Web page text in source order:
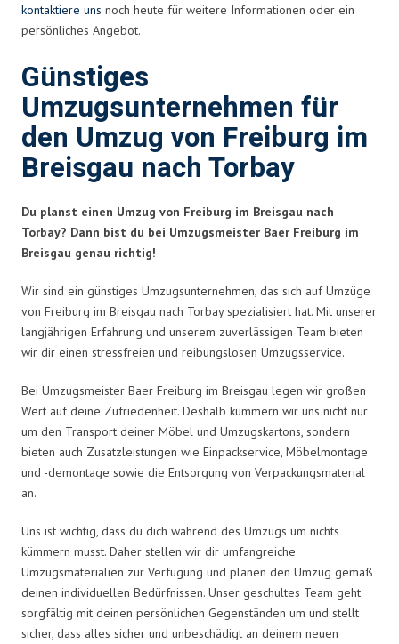
kontaktiere uns noch heute für weitere Informationen oder ein
persönliches Angebot.
Günstiges
Umzugsunternehmen für
den Umzug von Freiburg im
Breisgau nach Torbay
Du planst einen Umzug von Freiburg im Breisgau nach
Torbay? Dann bist du bei Umzugsmeister Baer Freiburg im
Breisgau genau richtig!
Wir sind ein günstiges Umzugsunternehmen, das sich auf Umzüge
von Freiburg im Breisgau nach Torbay spezialisiert hat. Mit unserer
langjährigen Erfahrung und unserem zuverlässigen Team bieten
wir dir einen stressfreien und reibungslosen Umzugsservice.
Bei Umzugsmeister Baer Freiburg im Breisgau legen wir großen
Wert auf deine Zufriedenheit. Deshalb kümmern wir uns nicht nur
um den Transport deiner Möbel und Umzugskartons, sondern
bieten auch Zusatzleistungen wie Einpackservice, Möbelmontage
und -demontage sowie die Entsorgung von Verpackungsmaterial
an.
Uns ist wichtig, dass du dich während des Umzugs um nichts
kümmern musst. Daher stellen wir dir umfangreiche
Umzugsmaterialien zur Verfügung und planen den Umzug gemäß
deinen individuellen Bedürfnissen. Unser geschultes Team geht
sorgfältig mit deinen persönlichen Gegenständen um und stellt
sicher, dass alles sicher und unbeschädigt an deinem neuen